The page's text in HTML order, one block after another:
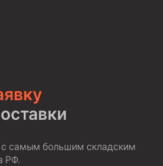
с самым большим складским
РФ.